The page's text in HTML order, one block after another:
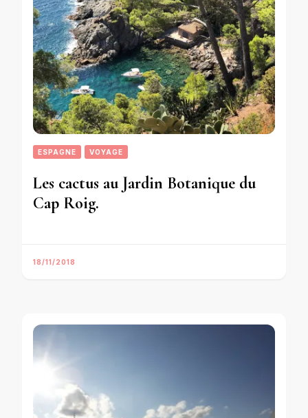
ESPAGNE VOYAGE
Les cactus au Jardin Botanique du
Cap Roig.
18/11/2018